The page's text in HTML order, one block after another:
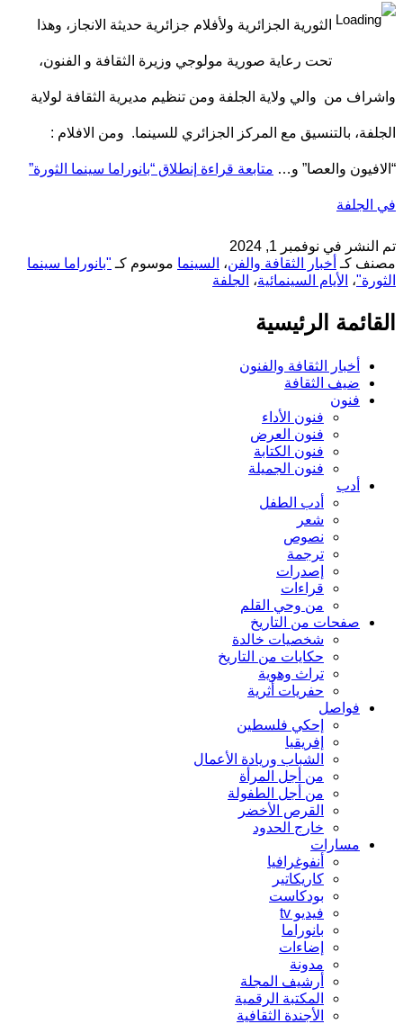
الثورية الجزائرية ولأفلام جزائرية حديثة الانجاز، وهذا
تحت رعاية صورية مولوجي وزيرة الثقافة و الفنون،
واشراف من والي ولاية الجلفة ومن تنظيم مديرية الثقافة لولاية
الجلفة، بالتنسيق مع المركز الجزائري للسينما. ومن الافلام :
“الافيون والعصا” و… متابعة قراءة إنطلاق “بانوراما سينما الثورة”
في الجلفة
تم النشر في نوفمبر 1, 2024
مصنف كـ أخبار الثقافة والفن، السينما موسوم كـ "بانوراما سينما
الثورة"، الأيام السينمائية، الجلفة
القائمة الرئيسية
أخبار الثقافة والفنون
ضيف الثقافة
فنون
فنون الأداء
فنون العرض
فنون الكتابة
فنون الجميلة
أدب
أدب الطفل
شعر
نصوص
ترجمة
إصدرات
قراءات
من وحي القلم
صفحات من التاريخ
شخصيات خالدة
حكايات من التاريخ
تراث وهوية
حفريات أثرية
فواصل
إحكي فلسطين
إفريقيا
الشباب وريادة الأعمال
من أجل المرأة
من أجل الطفولة
القرص الأخضر
خارج الحدود
مسارات
أنفوغرافيا
كاريكاتير
بودكاست
فيديو tv
بانوراما
إضاءات
مدونة
أرشيف المجلة
المكتبة الرقمية
الأجندة الثقافية